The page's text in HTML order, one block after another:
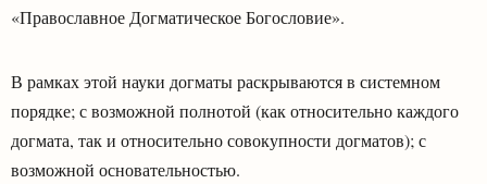
«Православное Догматическое Богословие».
В рамках этой науки догматы раскрываются в системном
порядке; с возможной полнотой (как относительно каждого
догмата, так и относительно совокупности догматов); с
возможной основательностью.